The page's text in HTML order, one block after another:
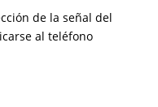
de la señal del
al teléfono